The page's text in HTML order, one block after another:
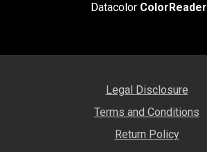
Datacolor ColorReader
Legal Disclosure
Terms and Conditions
Return Policy